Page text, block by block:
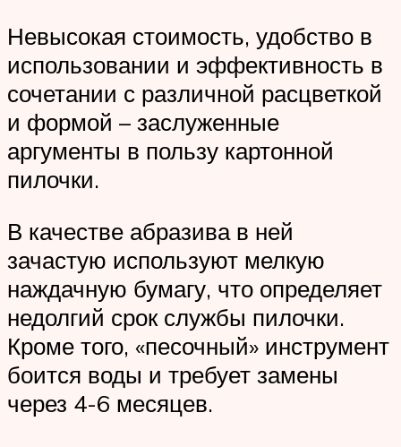
Невысокая стоимость, удобство в
использовании и эффективность в
сочетании с различной расцветкой
и формой – заслуженные
аргументы в пользу картонной
пилочки.
В качестве абразива в ней
зачастую используют мелкую
наждачную бумагу, что определяет
недолгий срок службы пилочки.
Кроме того, «песочный» инструмент
боится воды и требует замены
через 4-6 месяцев.